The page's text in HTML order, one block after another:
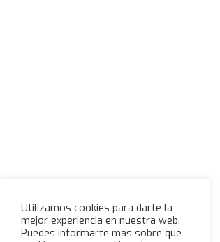
Utilizamos cookies para darte la
mejor experiencia en nuestra web.
Puedes informarte más sobre qué